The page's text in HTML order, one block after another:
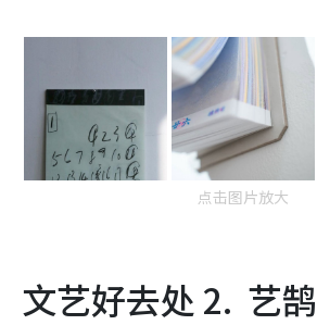
点击图片放大
文艺好去处 2. 艺